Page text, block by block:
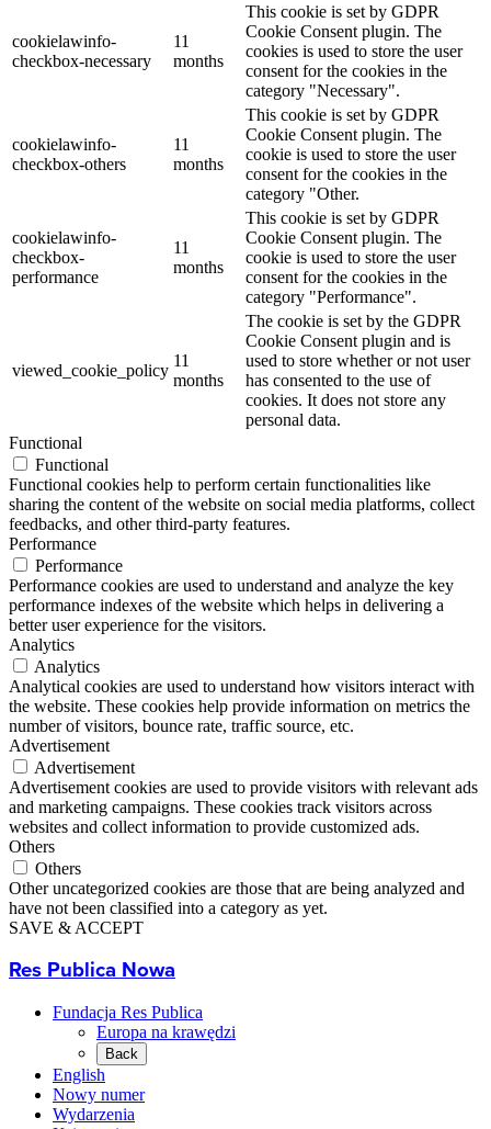
cookielawinfo-
checkbox-necessary
11
months
This cookie is set by GDPR
Cookie Consent plugin. The
cookies is used to store the user
consent for the cookies in the
category "Necessary".
cookielawinfo-
checkbox-others
11
months
This cookie is set by GDPR
Cookie Consent plugin. The
cookie is used to store the user
consent for the cookies in the
category "Other.
cookielawinfo-
checkbox-
performance
11
months
This cookie is set by GDPR
Cookie Consent plugin. The
cookie is used to store the user
consent for the cookies in the
category "Performance".
viewed_cookie_policy
11
months
The cookie is set by the GDPR
Cookie Consent plugin and is
used to store whether or not user
has consented to the use of
cookies. It does not store any
personal data.
Functional
Functional
Functional cookies help to perform certain functionalities like
sharing the content of the website on social media platforms, collect
feedbacks, and other third-party features.
Performance
Performance
Performance cookies are used to understand and analyze the key
performance indexes of the website which helps in delivering a
better user experience for the visitors.
Analytics
Analytics
Analytical cookies are used to understand how visitors interact with
the website. These cookies help provide information on metrics the
number of visitors, bounce rate, traffic source, etc.
Advertisement
Advertisement
Advertisement cookies are used to provide visitors with relevant ads
and marketing campaigns. These cookies track visitors across
websites and collect information to provide customized ads.
Others
Others
Other uncategorized cookies are those that are being analyzed and
have not been classified into a category as yet.
SAVE & ACCEPT
Res Publica Nowa
Fundacja Res Publica
Europa na krawędzi
Back
English
Nowy numer
Wydarzenia